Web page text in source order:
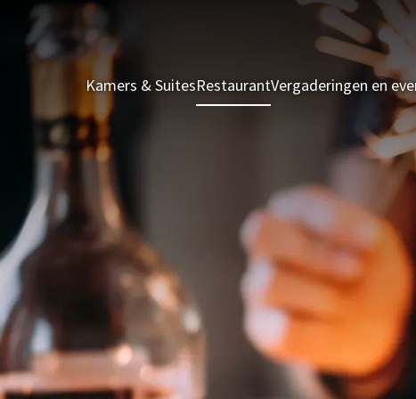
Kamers & SuitesRestaurantVergaderingen en